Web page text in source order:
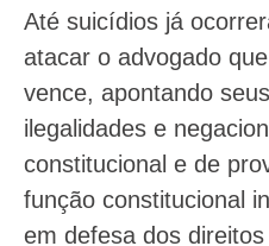
Até suicídios já
atacar o advogado
vence, apontando
ilegalidades e
constitucional e de
função constitucional
em defesa dos